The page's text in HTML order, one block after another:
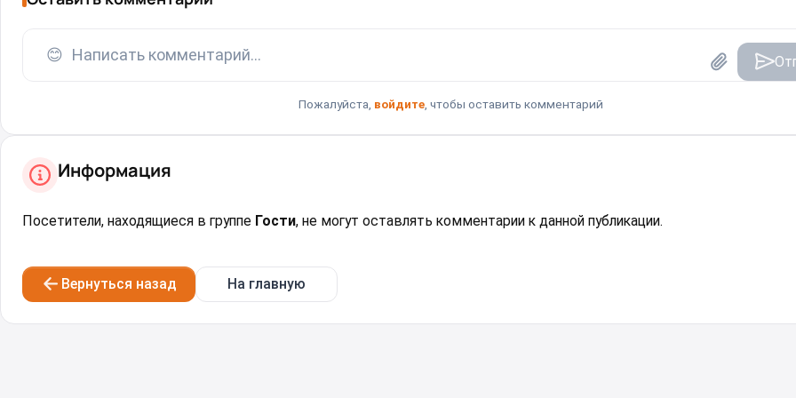
😊 Написать комментарий...
Пожалуйста, войдите, чтобы оставить комментарий
Информация
Посетители, находящиеся в группе Гости, не могут оставлять комментарии к данной публикации.
Вернуться назад На главную